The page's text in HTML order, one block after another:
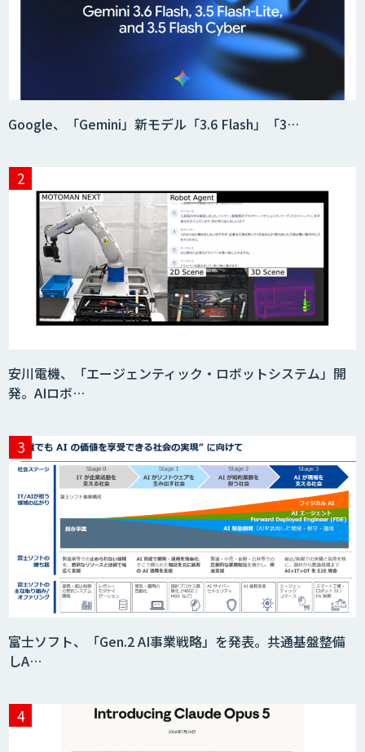
「AI課題の⽬利き」コンサルティングサ
タ収集・作成
SaaS・サブスク向け収益管理プラット
フォーム「ソアスク」
JOINT AI Flow byGMO
Acompany セキュアチャット
AI価格調査ツールSmapra
Smart Search
Google、「Gemini」新モデル「3.6 Flash」「3…
安川電機、「エージェンティック・ロボットシステム」開
発。AIロボ…
富士ソフト、「Gen.2 AI事業戦略」を発表。共通基盤整備
しA…